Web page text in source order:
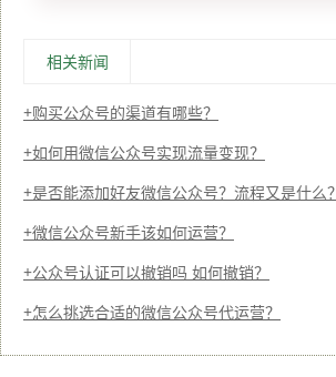
相关新闻
购买公众号的渠道有哪些？
如何用微信公众号实现流量变现？
是否能添加好友微信公众号？流程又是什么？
微信公众号新手该如何运营？
公众号认证可以撤销吗 如何撤销？
怎么挑选合适的微信公众号代运营？